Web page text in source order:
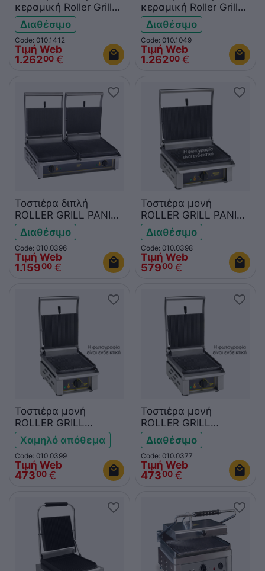
κεραμική Roller Grill
GVD335L Premium
άνω ραβδωτή-κάτω
λεία
Διαθέσιμο
Code: 010.1412
Τιμή Web
1.26200 €
κεραμική Roller Grill
GVD335FT Premium
άνω-κάτω λεία
Διαθέσιμο
Code: 010.1049
Τιμή Web
1.26200 €
Τοστιέρα διπλή
ROLLER GRILL PANINI
RΔιαθέσιμο
Code: 010.0396
Τιμή Web
1.15900 €
Τοστιέρα μονή
ROLLER GRILL PANINI
LΔιαθέσιμο
Code: 010.0398
Τιμή Web
57900 €
Τοστιέρα μονή
ROLLER GRILL
SAVOYE L
Χαμηλό απόθεμα
Code: 010.0399
Τιμή Web
47300 €
Τοστιέρα μονή
ROLLER GRILL
SAVOYE FT
Διαθέσιμο
Code: 010.0377
Τιμή Web
47300 €